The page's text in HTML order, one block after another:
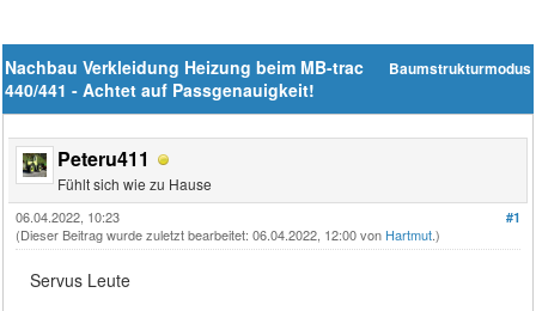
Baumstrukturmodus
Nachbau Verkleidung Heizung beim MB-trac
440/441 - Achtet auf Passgenauigkeit!
Peteru411
Fühlt sich wie zu Hause
#1
06.04.2022, 10:23
(Dieser Beitrag wurde zuletzt bearbeitet: 06.04.2022, 12:00 von Hartmut.)
Servus Leute